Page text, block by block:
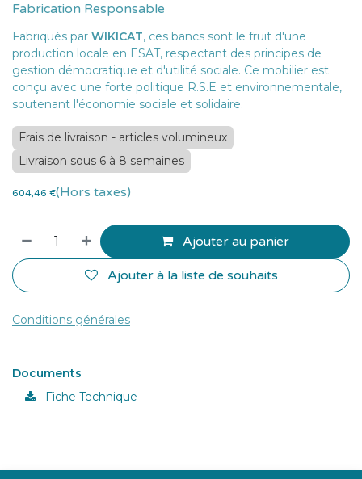
Fabrication Responsable
Fabriqués par WIKICAT, ces bancs sont le fruit d'une
production locale en ESAT, respectant des principes de
gestion démocratique et d'utilité sociale. Ce mobilier est
conçu avec une forte politique R.S.E et environnementale,
soutenant l'économie sociale et solidaire.
Frais de livraison - articles volumineux
Livraison sous 6 à 8 semaines
604,46 €(Hors taxes)
Ajouter au panier
Ajouter à la liste de souhaits
Conditions générales
Documents
Fiche Technique